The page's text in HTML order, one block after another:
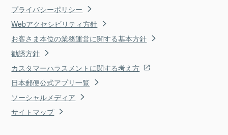
プライバシーポリシー
Webアクセシビリティ方針
お客さま本位の業務運営に関する基本方針
勧誘方針
カスタマーハラスメントに関する考え方
日本郵便公式アプリ一覧
ソーシャルメディア
サイトマップ